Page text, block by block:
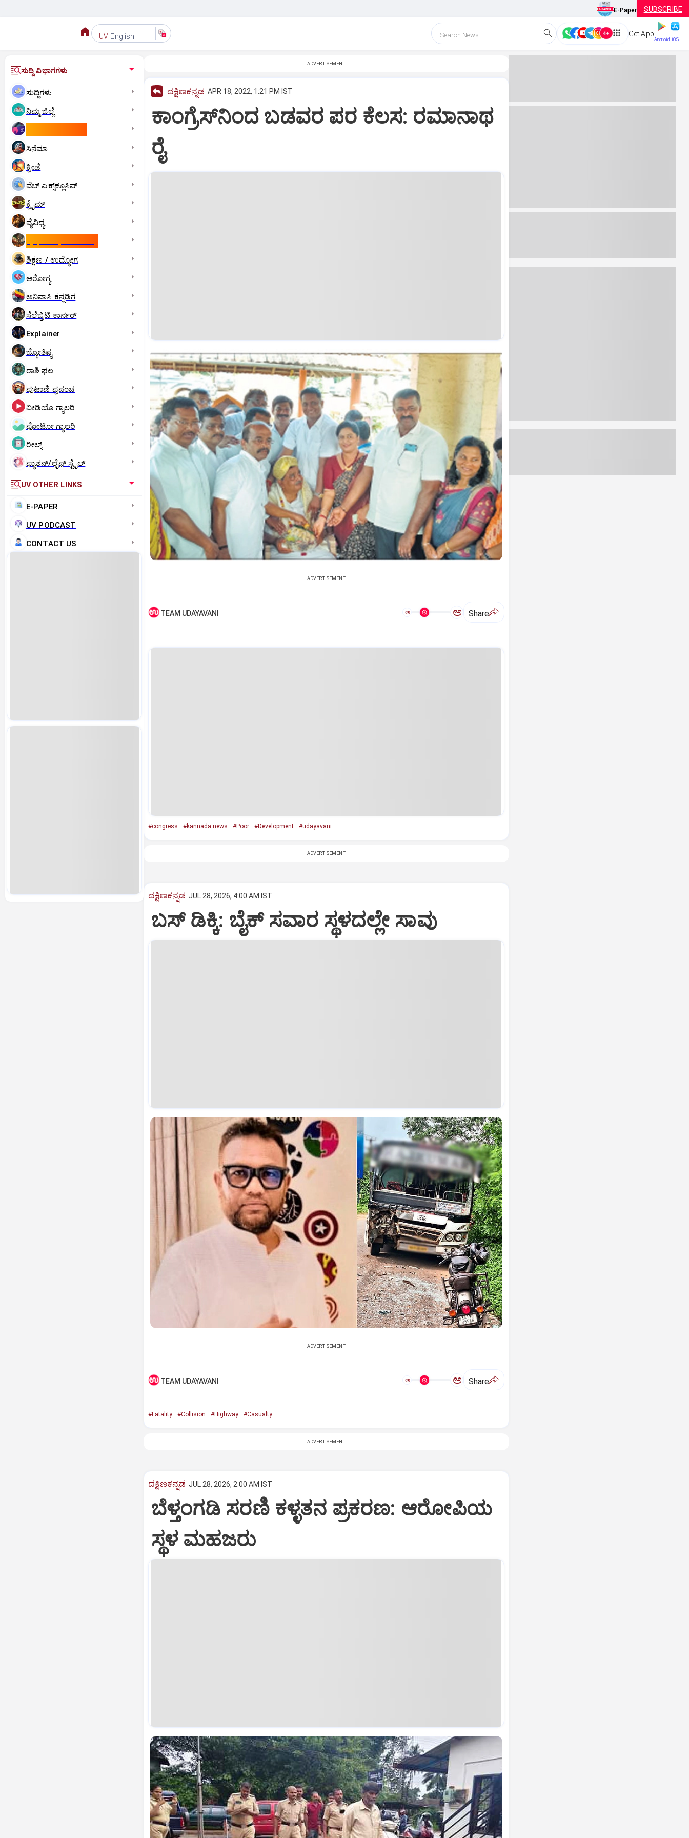
E-Paper SUBSCRIBE
UV English Search News Get App
Android iOS
ಸುದ್ದಿ ವಿಭಾಗಗಳು
ಸುದ್ದಿಗಳು
ನಿಮ್ಮ ಜಿಲ್ಲೆ
ಸಿನೆಮಾ
ಕ್ರೀಡೆ
ವೆಬ್ ಎಕ್ಸ್‌ಕ್ಲೂಸಿವ್
ಕ್ರೈಮ್
ವೈವಿಧ್ಯ
ಶಿಕ್ಷಣ / ಉದ್ಯೋಗ
ಆರೋಗ್ಯ
ಅನಿವಾಸಿ ಕನ್ನಡಿಗ
ಸೆಲೆಬ್ರಿಟಿ ಕಾರ್ನರ್‌
Explainer
ಜ್ಯೋತಿಷ್ಯ
ರಾಶಿ ಫಲ
ಪುಟಾಣಿ ಪ್ರಪಂಚ
ವೀಡಿಯೊ ಗ್ಯಾಲರಿ
ಫೋಟೋ ಗ್ಯಾಲರಿ
ರೀಲ್ಸ್
ಫ್ಯಾಶನ್/ಲೈಫ್‌ ಸ್ಟೈಲ್
UV OTHER LINKS
E-PAPER
UV PODCAST
CONTACT US
ADVERTISEMENT
ದಕ್ಷಿಣಕನ್ನಡ APR 18, 2022, 1:21 PM IST
ಕಾಂಗ್ರೆಸ್‌ನಿಂದ ಬಡವರ ಪರ ಕೆಲಸ: ರಮಾನಾಥ
ರೈ
ADVERTISEMENT
TEAM UDAYAVANI ಅ ಅ Share
#congress #kannada news #Poor #Development #udayavani
ADVERTISEMENT
ದಕ್ಷಿಣಕನ್ನಡ JUL 28, 2026, 4:00 AM IST
ಬಸ್‌ ಡಿಕ್ಕಿ: ಬೈಕ್‌ ಸವಾರ ಸ್ಥಳದಲ್ಲೇ ಸಾವು
ADVERTISEMENT
TEAM UDAYAVANI ಅ ಅ Share
#Fatality #Collision #Highway #Casualty
ADVERTISEMENT
ದಕ್ಷಿಣಕನ್ನಡ JUL 28, 2026, 2:00 AM IST
ಬೆಳ್ತಂಗಡಿ ಸರಣಿ ಕಳ್ಳತನ ಪ್ರಕರಣ: ಆರೋಪಿಯ
ಸ್ಥಳ ಮಹಜರು